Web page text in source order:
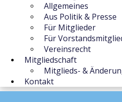
Allgemeines
Aus Politik & Presse
Für Mitglieder
Für
Vereinsrecht
Mitgliedschaft
Mitglieds- &
Kontakt